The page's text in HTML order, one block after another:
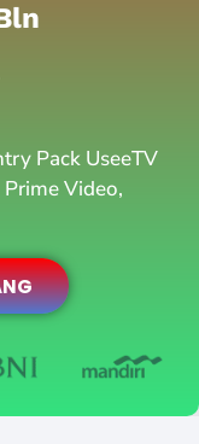
Pack UseeTV
Video,